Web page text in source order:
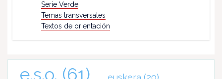
Serie Verde
Temas transversales
Textos de orientación
e.s.o. (61)